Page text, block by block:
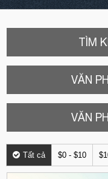
TÌM
VĂN
VĂN
Tất cả $0 - $10